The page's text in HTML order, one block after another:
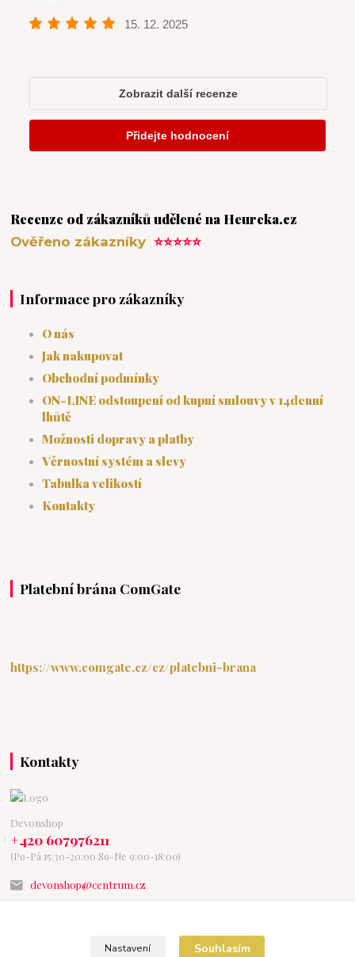
Recenze od zákazníků udělené na Heureka.cz
Ověřeno zákazníky⭐⭐⭐⭐⭐
Informace pro zákazníky
O nás
Jak nakupovat
Obchodní podmínky
ON-LINE odstoupení od kupní smlouvy v 14denní
lhůtě
Možnosti dopravy a platby
Věrnostní systém a slevy
Tabulka velikostí
Kontakty
Platební brána ComGate
https://www.comgate.cz/cz/platebni-brana
Kontakty
Devonshop
+420 607976211
(Po-Pá 15:30-20:00 So-Ne 9:00-18:00)
devonshop@centrum.cz
Nastavení Souhlasím